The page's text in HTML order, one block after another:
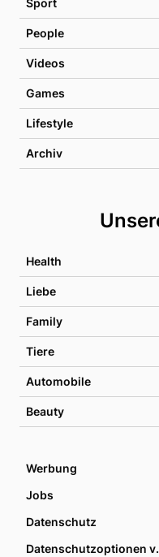
Sport
People
Videos
Games
Lifestyle
Archiv
Health
Liebe
Family
Tiere
Automobile
Beauty
Werbung
Jobs
Datenschutz